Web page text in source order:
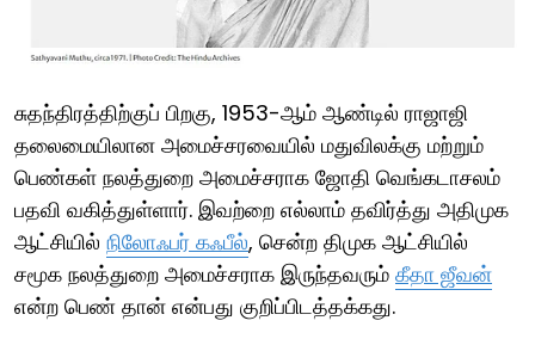
சுதந்திரத்திற்குப் பிறகு, 1953-ஆம் ஆண்டில் ராஜாஜி
தலைமையிலான அமைச்சரவையில் மதுவிலக்கு மற்றும்
பெண்கள் நலத்துறை அமைச்சராக ஜோதி வெங்கடாசலம்
பதவி வகித்துள்ளார். இவற்றை எல்லாம் தவிர்த்து அதிமுக
ஆட்சியில் நிலோஃபர் கஃபீல், சென்ற திமுக ஆட்சியில்
சமூக நலத்துறை அமைச்சராக இருந்தவரும் கீதா ஜீவன்
என்ற பெண் தான் என்பது குறிப்பிடத்தக்கது.